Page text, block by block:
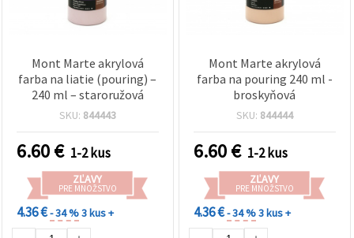
Mont Marte akrylová
farba na liatie (pouring) –
240 ml – staroružová
SKU: 844443
6.60€ 1-2 kus
ZĽAVY
PRE MNOŽSTVO
4.36 €- 34 %3 kus +
Mont Marte akrylová
farba na pouring 240 ml -
broskyňová
SKU: 844444
6.60€ 1-2 kus
ZĽAVY
PRE MNOŽSTVO
4.36 €- 34 %3 kus +